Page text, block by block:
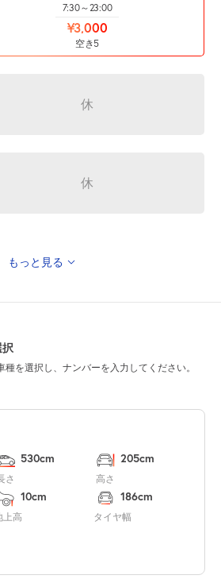
7:30～23:00
¥3,000
空き5
休
休
¥3,000
¥3,000
空き3
7:30～23:00
もっと見る
択
種を選択し、ナンバーを入力してください。
さ
530cm
高さ
205cm
上高
10cm
タイヤ幅
186cm